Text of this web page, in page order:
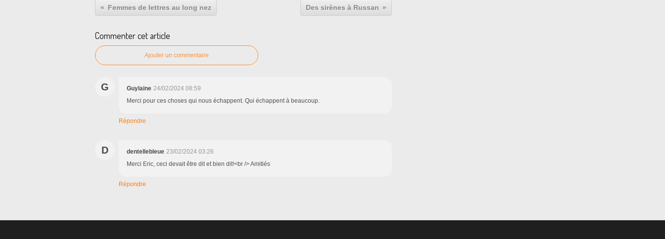
Femmes de lettres au long nez Des sirènes à Russan
Commenter cet article
Ajouter un commentaire
G Guylaine 24/02/2024 08:59
Merci pour ces choses qui nous échappent. Qui échappent à beaucoup.
Répondre
D dentellebleue 23/02/2024 03:26
Merci Eric, ceci devait être dit et bien dit!<br /> Amitiés
Répondre